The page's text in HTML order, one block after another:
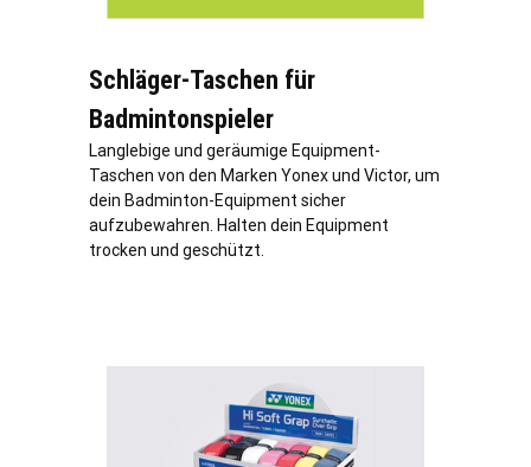
Schläger-Taschen für
Badmintonspieler
Langlebige und geräumige Equipment-
Taschen von den Marken Yonex und Victor, um
dein Badminton-Equipment sicher
aufzubewahren. Halten dein Equipment
trocken und geschützt.